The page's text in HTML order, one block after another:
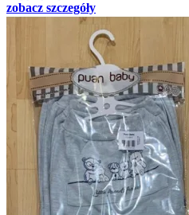
zobacz szczegóły